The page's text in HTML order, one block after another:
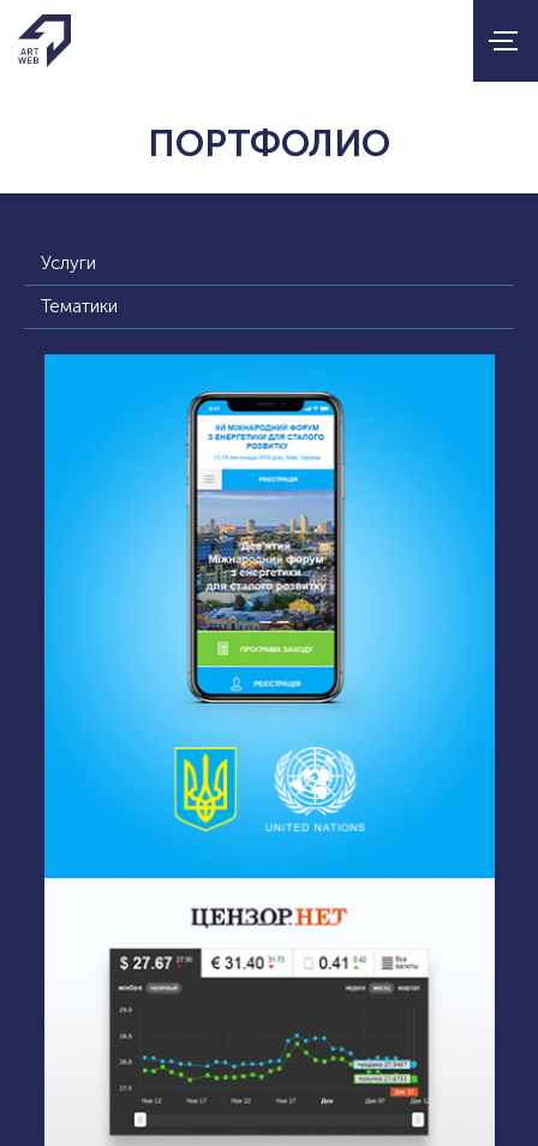
ПОРТФОЛИО
Услуги
Тематики